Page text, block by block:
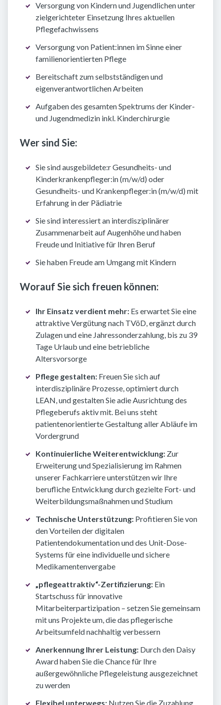
Versorgung von Kindern und Jugendlichen unter
zielgerichteter Einsetzung Ihres aktuellen
Pflegefachwissens
Versorgung von Patient:innen im Sinne einer
familienorientierten Pflege
Bereitschaft zum selbstständigen und
eigenverantwortlichen Arbeiten
Aufgaben des gesamten Spektrums der Kinder-
und Jugendmedizin inkl. Kinderchirurgie
Wer sind Sie:
Sie sind ausgebildete:r Gesundheits- und
Kinderkrankenpfleger:in (m/w/d) oder
Gesundheits- und Krankenpfleger:in (m/w/d) mit
Erfahrung in der Pädiatrie
Sie sind interessiert an interdisziplinärer
Zusammenarbeit auf Augenhöhe und haben
Freude und Initiative für Ihren Beruf
Sie haben Freude am Umgang mit Kindern
Worauf Sie sich freuen können:
Ihr Einsatz verdient mehr: Es erwartet Sie eine
attraktive Vergütung nach TVöD, ergänzt durch
Zulagen und eine Jahressonderzahlung, bis zu 39
Tage Urlaub und eine betriebliche
Altersvorsorge
Pflege gestalten: Freuen Sie sich auf
interdisziplinäre Prozesse, optimiert durch
LEAN, und gestalten Sie adie Ausrichtung des
Pflegeberufs aktiv mit. Bei uns steht
patientenorientierte Gestaltung aller Abläufe im
Vordergrund
Kontinuierliche Weiterentwicklung: Zur
Erweiterung und Spezialisierung im Rahmen
unserer Fachkarriere unterstützen wir Ihre
berufliche Entwicklung durch gezielte Fort- und
Weiterbildungsmaßnahmen und Studium
Technische Unterstützung: Profitieren Sie von
den Vorteilen der digitalen
Patientendokumentation und des Unit-Dose-
Systems für eine individuelle und sichere
Medikamentenvergabe
„pflegeattraktiv“-Zertifizierung: Ein
Startschuss für innovative
Mitarbeiterpartizipation – setzen Sie gemeinsam
mit uns Projekte um, die das pflegerische
Arbeitsumfeld nachhaltig verbessern
Anerkennung Ihrer Leistung: Durch den Daisy
Award haben Sie die Chance für Ihre
außergewöhnliche Pflegeleistung ausgezeichnet
zu werden
Flexibel unterwegs: Nutzen Sie die Zuzahlung